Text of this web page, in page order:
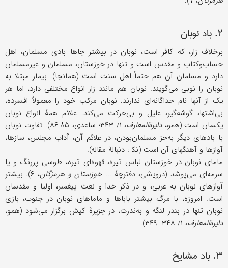
۲. باد نوبان
برخلاف زار، که کافر است، نوبان در بیشتر جاها بادی مسلمان، اهل
حساب‌وکتاب و مقدس است و تنها در خوزستان، مسلمان و غیرمسلمان
دارد و مسلمان آن هم حتماً اهل سنت است (همانجا). بیمار مبتلا به
نوبان را نوبی می‌گویند. نوبان هم مانند زار انواع مختلفی دارد، اما هر
یک از آنها نام جداگانه‌ای ندارند. نوبان مرکب خود را معمولاً افسرده،
بی‌اشتها، گوشه‌گیر، علیل و بی‌حرکت می‌کند. علائم همۀ انواع نوبان
یکسان است (همو،دایرةالمعارف
، ۱/ ۳۴۳؛ ساعدی، ۸۵-۸۶). تفاوت نوبان
با بادهای دیگر به‌جز مسلمان‌بودن، در علائم آن، آداب مجلس، سازها،
آوازها و آهنگهای آن است (نک‍ : دنبالۀ مقاله).
مامای نوبان در خوزستان لباس تیره، قهوه‌ای تیره، طوسی پررنگ و یا
سرمه‌ای می‌پوشد (درویشی، دفترچۀ ... خوزستان و هرمزگان
، ۶). بیشتر
آوازهای نوبان به عربی، و در ذکر خدا و نعت پیغمبر، اولیا و مقدسان
است. امروزه، با مرگ بیشتر باباها و ماماهای نوبان در جنوب، بازی
نوبان تنها در بندر لنگه و به‌ندرت، در جزیرۀ کیش برگزار می‌شود (همو،
دایرةالمعارف، ۱/ ۳۴۸- ۳۴۹).
۳. باد مشایخ